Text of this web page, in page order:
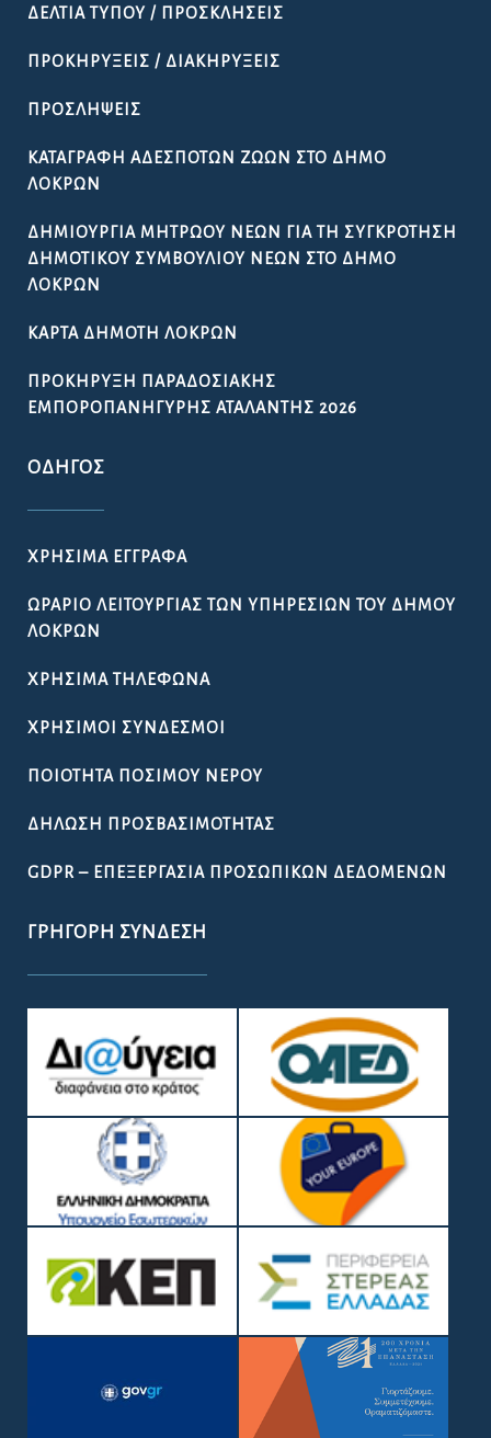
ΔΕΛΤΊΑ ΤΎΠΟΥ / ΠΡΟΣΚΛΉΣΕΙΣ
ΠΡΟΚΗΡΎΞΕΙΣ / ΔΙΑΚΗΡΎΞΕΙΣ
ΠΡΟΣΛΉΨΕΙΣ
ΚΑΤΑΓΡΑΦΉ ΑΔΈΣΠΟΤΩΝ ΖΏΩΝ ΣΤΟ ΔΉΜΟ
ΛΟΚΡΏΝ
ΔΗΜΙΟΥΡΓΊΑ ΜΗΤΡΏΟΥ ΝΈΩΝ ΓΙΑ ΤΗ ΣΥΓΚΡΌΤΗΣΗ
ΔΗΜΟΤΙΚΟΎ ΣΥΜΒΟΥΛΊΟΥ ΝΈΩΝ ΣΤΟ ΔΉΜΟ
ΛΟΚΡΏΝ
ΚΆΡΤΑ ΔΗΜΌΤΗ ΛΟΚΡΏΝ
ΠΡΟΚΉΡΥΞΗ ΠΑΡΑΔΟΣΙΑΚΉΣ
ΕΜΠΟΡΟΠΑΝΉΓΥΡΗΣ ΑΤΑΛΆΝΤΗΣ 2026
ΟΔΗΓΌΣ
ΧΡΉΣΙΜΑ ΈΓΓΡΑΦΑ
ΩΡΆΡΙΟ ΛΕΙΤΟΥΡΓΊΑΣ ΤΩΝ ΥΠΗΡΕΣΙΏΝ ΤΟΥ ΔΉΜΟΥ
ΛΟΚΡΏΝ
ΧΡΉΣΙΜΑ ΤΗΛΈΦΩΝΑ
ΧΡΉΣΙΜΟΙ ΣΎΝΔΕΣΜΟΙ
ΠΟΙΌΤΗΤΑ ΠΌΣΙΜΟΥ ΝΕΡΟΎ
ΔΉΛΩΣΗ ΠΡΟΣΒΑΣΙΜΌΤΗΤΑΣ
GDPR – ΕΠΕΞΕΡΓΑΣΙΑ ΠΡΟΣΩΠΙΚΩΝ ΔΕΔΟΜΕΝΩΝ
ΓΡΉΓΟΡΗ ΣΎΝΔΕΣΗ